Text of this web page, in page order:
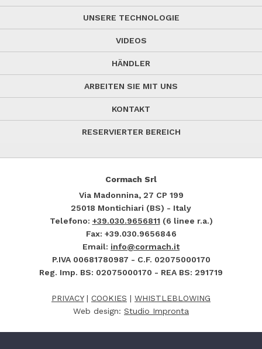
UNSERE TECHNOLOGIE
VIDEOS
HÄNDLER
ARBEITEN SIE MIT UNS
KONTAKT
RESERVIERTER BEREICH
Cormach Srl
Via Madonnina, 27 CP 199
25018 Montichiari (BS) - Italy
Telefono: +39.030.9656811 (6 linee r.a.)
Fax: +39.030.9656846
Email: info@cormach.it
P.IVA 00681780987 - C.F. 02075000170
Reg. Imp. BS: 02075000170 - REA BS: 291719
PRIVACY| COOKIES | WHISTLEBLOWING
Web design: Studio Impronta